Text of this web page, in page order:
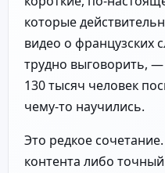
которые
видео о французских
трудно выговорить,
130 тысяч человек
чему-то научились.
Это редкое
контента либо